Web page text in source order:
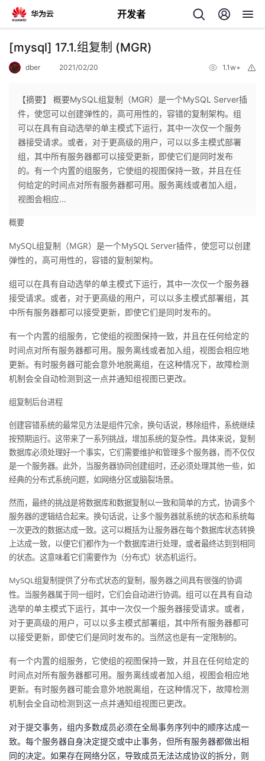
开发者
返
个
人
主
页
我
的
开
发
者
我
博
客
的
论
坛
我
的
圈
子
我
的
直
播
我
的
活
动
我
的
关
注
我
的
开
发
者
学
堂
我
的
课
程
我
的
认
证
我
的
实
验
我
的
收
我
的
Programs
我
的
支
持
我
的
技
术
支
持
我
的
云
声
建
议
[mysql] 17.1.组复制 (MGR)
dber 2021/02/20 1.1w+
【摘要】 概要MySQL组复制（MGR）是一个MySQL Server插
件，使您可以创建弹性的，高可用性的，容错的复制架构。组
可以在具有自动选举的单主模式下运行，其中一次仅一个服务
器接受请求。或者，对于更高级的用户，可以以多主模式部署
组，其中所有服务器都可以接受更新，即使它们是同时发布
的。有一个内置的组服务，它使组的视图保持一致，并且在任
何给定的时间点对所有服务器都可用。服务离线或者加入组，
视图会相应...
概要
MySQL组复制（MGR）是一个MySQL Server插件，使您可以创建
弹性的，高可用性的，容错的复制架构。
组可以在具有自动选举的单主模式下运行，其中一次仅一个服务器
接受请求。或者，对于更高级的用户，可以以多主模式部署组，其
中所有服务器都可以接受更新，即使它们是同时发布的。
有一个内置的组服务，它使组的视图保持一致，并且在任何给定的
时间点对所有服务器都可用。服务离线或者加入组，视图会相应地
更新。有时服务器可能会意外地脱离组，在这种情况下，故障检测
机制会全自动检测到这一点并通知组视图已更改。
组复制后台进程
创建容错系统的最常见方法是组件冗余，换句话说，移除组件，系统继续
按预期运行。这带来了一系列挑战，增加系统的复杂性。具体来说，复制
数据库必须处理好一个事实，它们需要维护和管理多个服务器，而不仅仅
是一个服务器。此外，当服务器协同创建组时，还必须处理其他一些，如
经典的分布式系统问题，如网络分区或脑裂场景。
然而，最终的挑战是将数据库和数据复制以一致和简单的方式，协调多个
服务器的逻辑结合起来。换句话说，让多个服务器就系统的状态和系统每
一次更改的数据达成一致。这可以概括为让服务器在每个数据库状态转换
上达成一致，以便它们都作为一个数据库进行处理，或者最终达到到相同
的状态。这意味着它们需要作为（分布式）状态机运行。
MySQL组复制提供了分布式状态的复制，服务器之间具有很强的协调
性。当服务器属于同一组时，它们会自动进行协调。 组可以在具有自动
选举的单主模式下运行，其中一次仅一个服务器接受请求。或者，
对于更高级的用户，可以以多主模式部署组，其中所有服务器都可
以接受更新，即使它们是同时发布的。当然这也是有一定限制的。
有一个内置的组服务，它使组的视图保持一致，并且在任何给定的
时间点对所有服务器都可用。服务离线或者加入组，视图会相应地
更新。有时服务器可能会意外地脱离组，在这种情况下，故障检测
机制会全自动检测到这一点并通知组视图已更改。
对于提交事务，组内多数成员必须在全局事务序列中的顺序达成一
致。每个服务器自身决定提交或中止事务，但所有服务器都做出相
同的决定。如果存在网络分区，导致成员无法达成协议的拆分，则